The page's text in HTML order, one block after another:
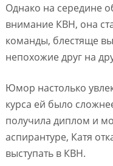
Однако на середине
внимание КВН, она
команды, блестяще
непохожие друг на
Юмор настолько
курса ей было
получила диплом и
аспирантуре, Катя
выступать в КВН.